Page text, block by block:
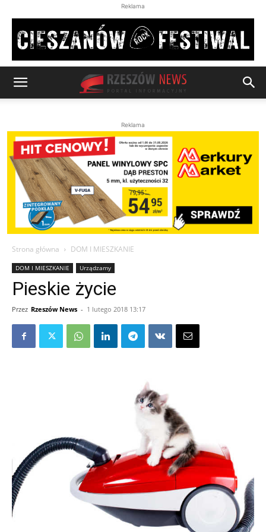
Reklama
Reklama
Strona główna DOM I MIESZKANIE
DOM I MIESZKANIE Urządzamy
Pieskie życie
Przez Rzeszów News - 1 lutego 2018 13:17